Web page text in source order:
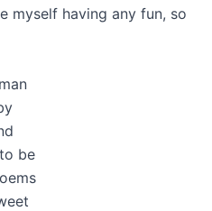
myself having any fun, so
be